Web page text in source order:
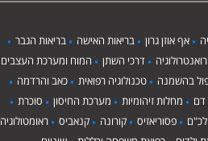
אף אוזן גרון בריאות האישה
בריאות הגבר
דרכי השתן
המוח ומערכת העצבים
בהשמנה טכנולוגיה רפואית
כאב והרדמה
דם מחלות זיהומיות מערכת החיסון
סוכרת
פסוריאזיס קורונה קנאביס
ראומטולוגיה